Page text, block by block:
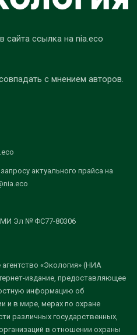
сайта ссылка на nia.eco
с мнением авторов.
актуального прайса на
Эл № ФС77-80306
«Экология» (НИА
издание, предоставляющее
информацию об
и в мире, мерах по охране
различных государственных,
в отношении охраны